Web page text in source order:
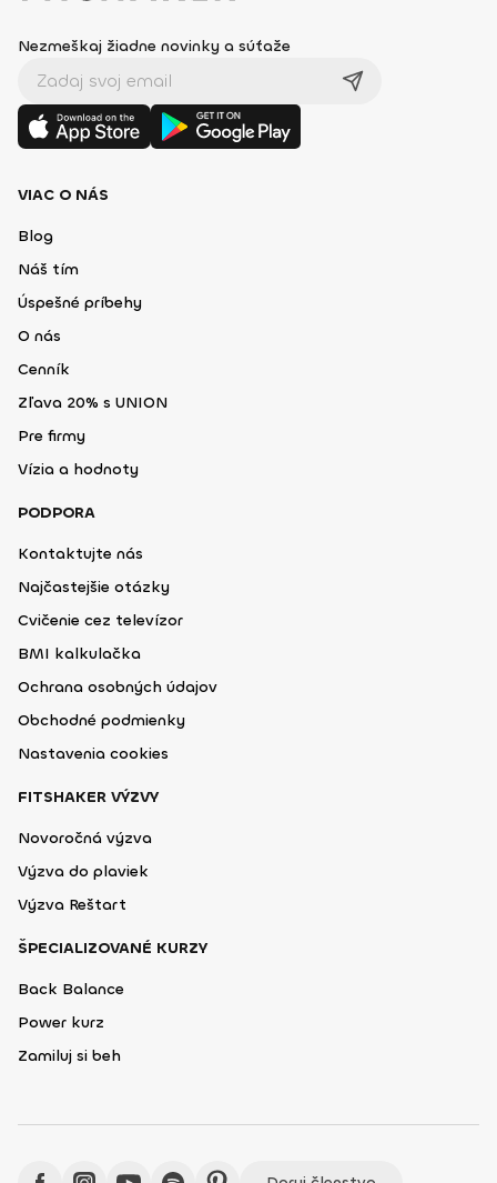
Nezmeškaj žiadne novinky a súťaže
VIAC O NÁS
Blog
Náš tím
Úspešné príbehy
O nás
Cenník
Zľava 20% s UNION
Pre firmy
Vízia a hodnoty
PODPORA
Kontaktujte nás
Najčastejšie otázky
Cvičenie cez televízor
BMI kalkulačka
Ochrana osobných údajov
Obchodné podmienky
Nastavenia cookies
FITSHAKER VÝZVY
Novoročná výzva
Výzva do plaviek
Výzva Reštart
ŠPECIALIZOVANÉ KURZY
Back Balance
Power kurz
Zamiluj si beh